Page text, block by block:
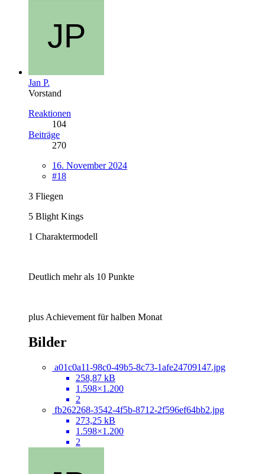
Jan P.
Vorstand
Reaktionen
104
Beiträge
270
16. November 2024
#18
3 Fliegen
5 Blight Kings
1 Charaktermodell
Deutlich mehr als 10 Punkte
plus Achievement für halben Monat
Bilder
a01c0a11-98c0-49b5-8c73-1afe24709147.jpg
258,87 kB
1.598×1.200
2
fb262268-3542-4f5b-8712-2f596ef64bb2.jpg
273,25 kB
1.598×1.200
2